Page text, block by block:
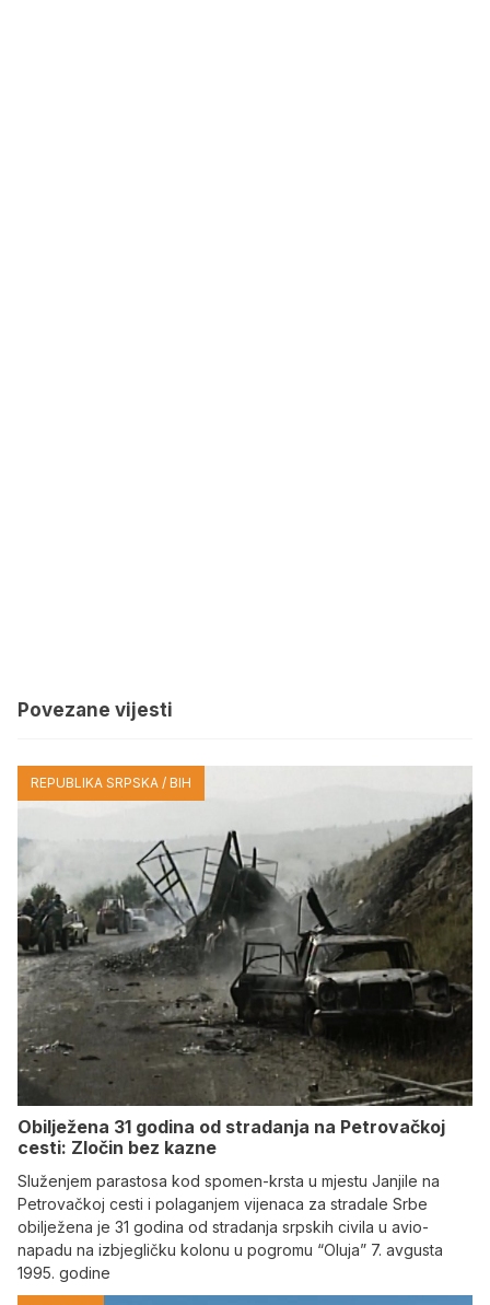
Povezane vijesti
REPUBLIKA SRPSKA / BIH
Obilježena 31 godina od stradanja na Petrovačkoj
cesti: Zločin bez kazne
Služenjem parastosa kod spomen-krsta u mjestu Janjile na
Petrovačkoj cesti i polaganjem vijenaca za stradale Srbe
obilježena je 31 godina od stradanja srpskih civila u avio-
napadu na izbjegličku kolonu u pogromu “Oluja” 7. avgusta
1995. godine